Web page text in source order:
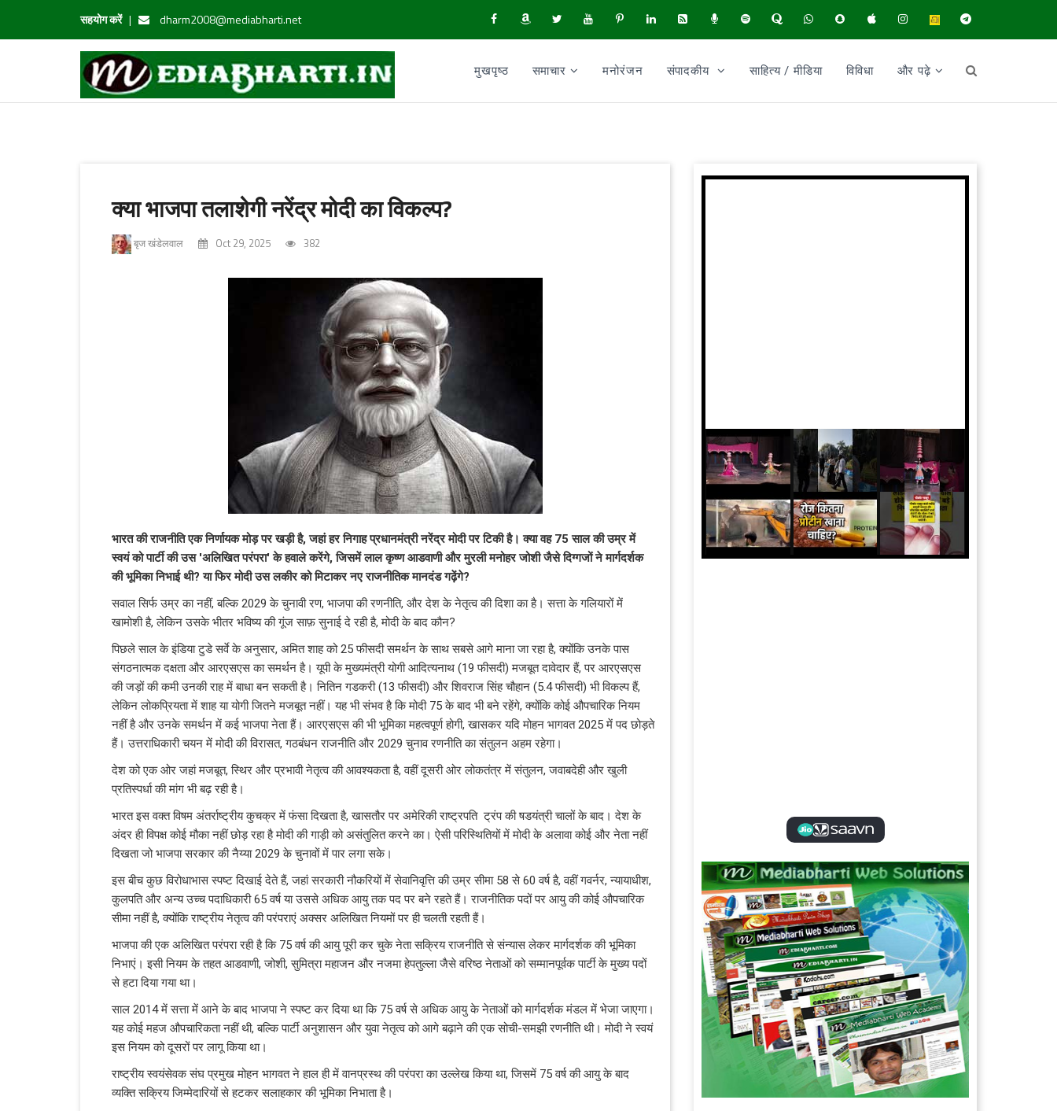
सहयोग करें | dharm2008@mediabharti.net
मुखपृष्ठ समाचार मनोरंजन संपादकीय साहित्य / मीडिया विविधा और पढ़े
क्या भाजपा तलाशेगी नरेंद्र मोदी का विकल्प?
बृज खंडेलवाल Oct 29, 2025 382
भारत की राजनीति एक निर्णायक मोड़ पर खड़ी है, जहां हर निगाह प्रधानमंत्री नरेंद्र मोदी पर टिकी है। क्या वह 75 साल की उम्र में
स्वयं को पार्टी की उस 'अलिखित परंपरा' के हवाले करेंगे, जिसमें लाल कृष्ण आडवाणी और मुरली मनोहर जोशी जैसे दिग्गजों ने मार्गदर्शक
की भूमिका निभाई थी? या फिर मोदी उस लकीर को मिटाकर नए राजनीतिक मानदंड गढ़ेंगे?
सवाल सिर्फ उम्र का नहीं, बल्कि 2029 के चुनावी रण, भाजपा की रणनीति, और देश के नेतृत्व की दिशा का है। सत्ता के गलियारों में
खामोशी है, लेकिन उसके भीतर भविष्य की गूंज साफ़ सुनाई दे रही है, मोदी के बाद कौन?
पिछले साल के इंडिया टुडे सर्वे के अनुसार, अमित शाह को 25 फीसदी समर्थन के साथ सबसे आगे माना जा रहा है, क्योंकि उनके पास
संगठनात्मक दक्षता और आरएसएस का समर्थन है। यूपी के मुख्यमंत्री योगी आदित्यनाथ (19 फीसदी) मजबूत दावेदार हैं, पर आरएसएस
की जड़ों की कमी उनकी राह में बाधा बन सकती है। नितिन गडकरी (13 फीसदी) और शिवराज सिंह चौहान (5.4 फीसदी) भी विकल्प हैं,
लेकिन लोकप्रियता में शाह या योगी जितने मजबूत नहीं। यह भी संभव है कि मोदी 75 के बाद भी बने रहेंगे, क्योंकि कोई औपचारिक नियम
नहीं है और उनके समर्थन में कई भाजपा नेता हैं। आरएसएस की भी भूमिका महत्वपूर्ण होगी, खासकर यदि मोहन भागवत 2025 में पद छोड़ते
हैं। उत्तराधिकारी चयन में मोदी की विरासत, गठबंधन राजनीति और 2029 चुनाव रणनीति का संतुलन अहम रहेगा।
देश को एक ओर जहां मजबूत, स्थिर और प्रभावी नेतृत्व की आवश्यकता है, वहीं दूसरी ओर लोकतंत्र में संतुलन, जवाबदेही और खुली
प्रतिस्पर्धा की मांग भी बढ़ रही है।
भारत इस वक्त विषम अंतर्राष्ट्रीय कुचक्र में फंसा दिखता है, खासतौर पर अमेरिकी राष्ट्रपति ट्रंप की षडयंत्री चालों के बाद। देश के
अंदर ही विपक्ष कोई मौका नहीं छोड़ रहा है मोदी की गाड़ी को असंतुलित करने का। ऐसी परिस्थितियों में मोदी के अलावा कोई और नेता नहीं
दिखता जो भाजपा सरकार की नैय्या 2029 के चुनावों में पार लगा सके।
इस बीच कुछ विरोधाभास स्पष्ट दिखाई देते हैं, जहां सरकारी नौकरियों में सेवानिवृत्ति की उम्र सीमा 58 से 60 वर्ष है, वहीं गवर्नर, न्यायाधीश,
कुलपति और अन्य उच्च पदाधिकारी 65 वर्ष या उससे अधिक आयु तक पद पर बने रहते हैं। राजनीतिक पदों पर आयु की कोई औपचारिक
सीमा नहीं है, क्योंकि राष्ट्रीय नेतृत्व की परंपराएं अक्सर अलिखित नियमों पर ही चलती रहती हैं।
भाजपा की एक अलिखित परंपरा रही है कि 75 वर्ष की आयु पूरी कर चुके नेता सक्रिय राजनीति से संन्यास लेकर मार्गदर्शक की भूमिका
निभाएं। इसी नियम के तहत आडवाणी, जोशी, सुमित्रा महाजन और नजमा हेपतुल्ला जैसे वरिष्ठ नेताओं को सम्मानपूर्वक पार्टी के मुख्य पदों
से हटा दिया गया था।
साल 2014 में सत्ता में आने के बाद भाजपा ने स्पष्ट कर दिया था कि 75 वर्ष से अधिक आयु के नेताओं को मार्गदर्शक मंडल में भेजा जाएगा।
यह कोई महज औपचारिकता नहीं थी, बल्कि पार्टी अनुशासन और युवा नेतृत्व को आगे बढ़ाने की एक सोची-समझी रणनीति थी। मोदी ने स्वयं
इस नियम को दूसरों पर लागू किया था।
राष्ट्रीय स्वयंसेवक संघ प्रमुख मोहन भागवत ने हाल ही में वानप्रस्थ की परंपरा का उल्लेख किया था, जिसमें 75 वर्ष की आयु के बाद
व्यक्ति सक्रिय जिम्मेदारियों से हटकर सलाहकार की भूमिका निभाता है।